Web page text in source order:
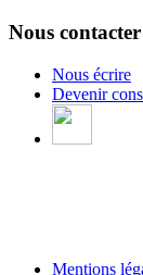
Nous contacter
Nous écrire
Devenir
Mentions